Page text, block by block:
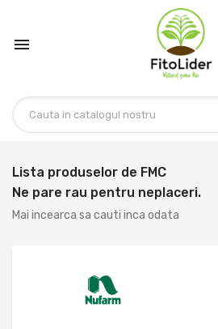

Lista produselor de FMC
Ne pare rau pentru neplaceri.
Mai incearca sa cauti inca odata